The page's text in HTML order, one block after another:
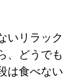
いリラック
、どうでも
は食べない